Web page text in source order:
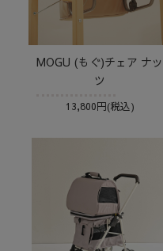
MOGU (もぐ)チェア ナッ
ツ
13,800円(税込)